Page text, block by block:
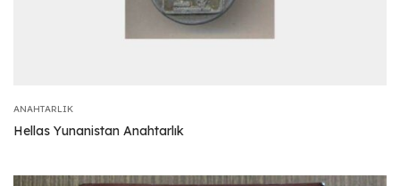
ANAHTARLIK
Hellas Yunanistan Anahtarlık